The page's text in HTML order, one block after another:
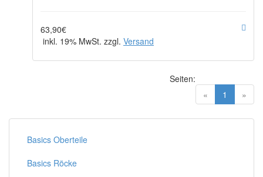
63,90€
inkl. 19% MwSt. zzgl. Versand
« 1 (current)
»
Seiten:
Basics Oberteile
Basics Röcke